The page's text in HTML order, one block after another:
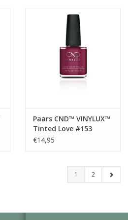
Paars CND™ VINYLUX™
Tinted Love #153
€14,95
1 2